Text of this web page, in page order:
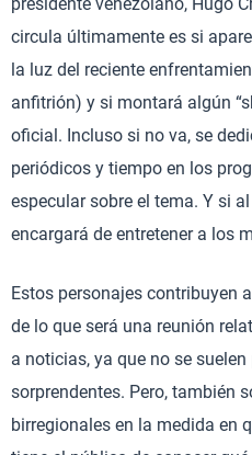
circula últimamente es si
la luz del reciente
anfitrión) y si montará algún
oficial. Incluso si no va, se
periódicos y tiempo en los
especular sobre el tema. Y si
encargará de entretener a los
Estos personajes contribuyen
de lo que será una reunión
a noticias, ya que no se
sorprendentes. Pero, también
birregionales en la medida en